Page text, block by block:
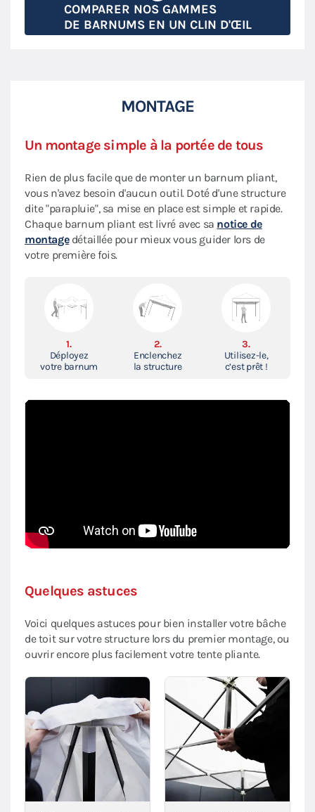
COMPARER NOS GAMMES
DE BARNUMS EN UN CLIN D'ŒIL
MONTAGE
Un montage simple à la portée de tous
Rien de plus facile que de monter un barnum pliant,
vous n'avez besoin d'aucun outil. Doté d'une structure
dite "parapluie", sa mise en place est simple et rapide.
Chaque barnum pliant est livré avec sa notice de
montagedétaillée pour mieux vous guider lors de
votre première fois.
1.
Déployez
votre barnum
2.
Enclenchez
la structure
3.
Utilisez-le,
c’est prêt !
Quelques astuces
Voici quelques astuces pour bien installer votre bâche
de toit sur votre structure lors du premier montage, ou
ouvrir encore plus facilement votre tente pliante.